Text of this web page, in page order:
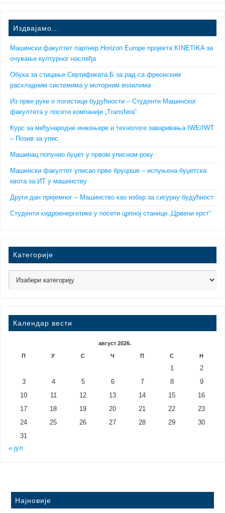
Издвајамо…
Машински факултет партнер Horizon Europe пројекта KINETIKA за
очување културног наслеђа
Обука за стицање Сертификата Б за рад са фреонским
расхладним системима у моторним возилима
Из прве руке о логистици будућности – Студенти Машинског
факултета у посети компанији „Transfera“
Курс за међународне инжењере и технологе заваривања IWE/IWT
– Позив за упис
Машинац попунио буџет у првом уписном року
Машински факултет уписао прве бруцоше – испуњена буџетска
квота за ИТ у машинству
Други дан пријемног – Машинство као избор за сигурну будућност
Студенти хидроенергетике у посети црпној станици „Црвени крст“
Категорије
Календар вести
август 2026.
П У С Ч П С Н
1
2
3
4 5 6 7 8
9
10
11 12 13 14 15
16
17
18 19 20 21 22
23
24
25 26 27 28 29
30
31
« јул
Најновије